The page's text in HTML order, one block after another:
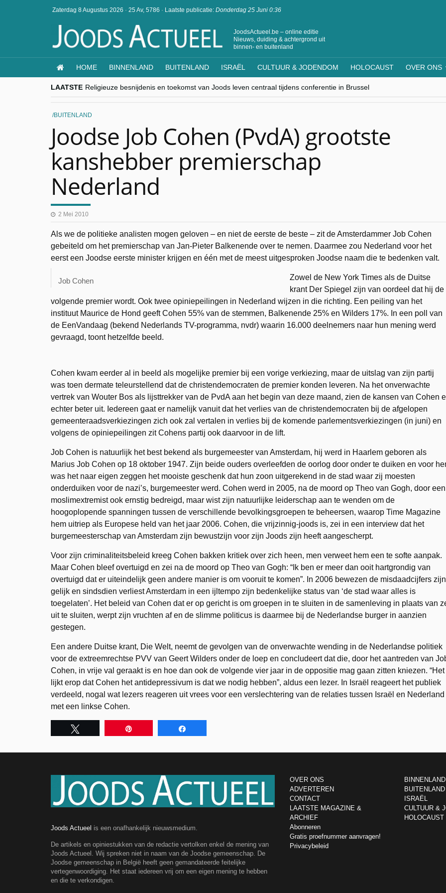
Zaterdag 8 Augustus 2026 · 25 Av, 5786 · Laatste publicatie: Donderdag 25 Juni 0:36
JoodsActueel.be – online editie
Nieuws, duiding & achtergrond uit
binnen- en buitenland
HOME BINNENLAND BUITENLAND ISRAËL CULTUUR & JODENDOM HOLOCAUST OVER ONS
LAATSTE Religieuze besnijdenis en toekomst van Joods leven centraal tijdens conferentie in Brussel
“Besnijdenisdebat toont hoe moeilijk seculiere Westen minderheden begrijpt”, Jinnih Beels (Vooruit)
CITYTRIP | ROEMENIË – Boekarest: de verrassing van Oost-Europa
“Vandaag zit elke Jood in België op de beklaagdenbank”
BUITENLAND
Joodse Job Cohen (PvdA) grootste
kanshebber premierschap
Nederland
2 Mei 2010
Als we de politieke analisten mogen geloven – en niet de eerste de beste – zit de Amsterdammer Job Cohen
gebeiteld om het premierschap van Jan-Pieter Balkenende over te nemen. Daarmee zou Nederland voor het
eerst een Joodse eerste minister krijgen en één met de meest uitgesproken Joodse naam die te bedenken valt.
Job Cohen
Zowel de New York Times als de Duitse
krant Der Spiegel zijn van oordeel dat hij de
volgende premier wordt. Ook twee opiniepeilingen in Nederland wijzen in die richting. Een peiling van het
instituut Maurice de Hond geeft Cohen 55% van de stemmen, Balkenende 25% en Wilders 17%. In een poll van
de EenVandaag (bekend Nederlands TV-programma, nvdr) waarin 16.000 deelnemers naar hun mening werd
gevraagd, toont hetzelfde beeld.
Cohen kwam eerder al in beeld als mogelijke premier bij een vorige verkiezing, maar de uitslag van zijn partij
was toen dermate teleurstellend dat de christendemocraten de premier konden leveren. Na het onverwachte
vertrek van Wouter Bos als lijsttrekker van de PvdA aan het begin van deze maand, zien de kansen van Cohen
echter beter uit. Iedereen gaat er namelijk vanuit dat het verlies van de christendemocraten bij de afgelopen
gemeenteraadsverkiezingen zich ook zal vertalen in verlies bij de komende parlementsverkiezingen (in juni) en
volgens de opiniepeilingen zit Cohens partij ook daarvoor in de lift.
Job Cohen is natuurlijk het best bekend als burgemeester van Amsterdam, hij werd in Haarlem geboren als
Marius Job Cohen op 18 oktober 1947. Zijn beide ouders overleefden de oorlog door onder te duiken en voor
was het naar eigen zeggen het mooiste geschenk dat hun zoon uitgerekend in de stad waar zij moesten
onderduiken voor de nazi’s, burgemeester werd. Cohen werd in 2005, na de moord op Theo van Gogh, door een
moslimextremist ook ernstig bedreigd, maar wist zijn natuurlijke leiderschap aan te wenden om de
hoogoplopende spanningen tussen de verschillende bevolkingsgroepen te beheersen, waarop Time Magazine
hem uitriep als Europese held van het jaar 2006. Cohen, die vrijzinnig-joods is, zei in een interview dat het
burgemeesterschap van Amsterdam zijn bewustzijn voor zijn Joods zijn heeft aangescherpt.
Voor zijn criminaliteitsbeleid kreeg Cohen bakken kritiek over zich heen, men verweet hem een te softe aanpak.
Maar Cohen bleef overtuigd en zei na de moord op Theo van Gogh: “Ik ben er meer dan ooit hartgrondig van
overtuigd dat er uiteindelijk geen andere manier is om vooruit te komen”. In 2006 bewezen de misdaadcijfers zijn
gelijk en sindsdien verliest Amsterdam in een ijltempo zijn bedenkelijke status van ‘de stad waar alles is
toegelaten’. Het beleid van Cohen dat er op gericht is om groepen in te sluiten in de samenleving in plaats van
uit te sluiten, werpt zijn vruchten af en de slimme politicus is daarmee bij de Nederlandse burger in aanzien
gestegen.
Een andere Duitse krant, Die Welt, neemt de gevolgen van de onverwachte wending in de Nederlandse politiek
voor de extreemrechtse PVV van Geert Wilders onder de loep en concludeert dat die, door het aantreden van
Cohen, in vrije val geraakt is en hoe dan ook de volgende vier jaar in de oppositie mag gaan zitten kniezen. “Het
lijkt erop dat Cohen het antidepressivum is dat we nodig hebben”, aldus een lezer. In Israël reageert het publiek
verdeeld, nogal wat lezers reageren uit vrees voor een verslechtering van de relaties tussen Israël en Nederland
met een linkse Cohen.
Joods Actueel is een onafhankelijk nieuwsmedium.
De artikels en opiniestukken van de redactie vertolken enkel de mening van
Joods Actueel. Wij spreken niet in naam van de Joodse gemeenschap. De
Joodse gemeenschap in België heeft geen gemandateerde feitelijke
vertegenwoordiging. Het staat iedereen vrij om een eigen mening te hebben
en die te verkondigen.
OVER ONS
ADVERTEREN
CONTACT
LAATSTE MAGAZINE &
ARCHIEF
Abonneren
Gratis proefnummer aanvragen!
Privacybeleid
BINNENLAND
BUITENLAND
ISRAËL
CULTUUR &
HOLOCAUST